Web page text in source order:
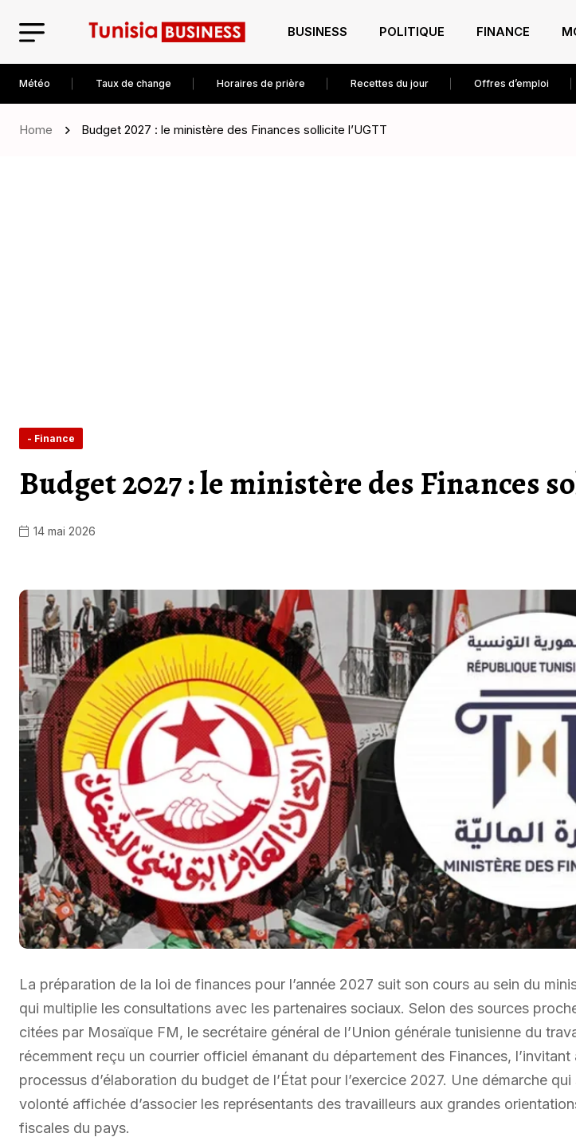
BUSINESS POLITIQUE FINANCE
Météo Taux de change Horaires de prière Recettes du jour Offres d’emploi
Home Budget 2027 : le ministère des Finances sollicite l’UGTT
- Finance
Budget 2027 : le ministère des Finances
14 mai 2026
La préparation de la loi de finances pour l’année 2027 suit son cours au sein du
qui multiplie les consultations avec les partenaires sociaux. Selon des sources
citées par Mosaïque FM, le secrétaire général de l’Union générale tunisienne du
récemment reçu un courrier officiel émanant du département des Finances, l’invitant
processus d’élaboration du budget de l’État pour l’exercice 2027. Une démarche qui
volonté affichée d’associer les représentants des travailleurs aux grandes
fiscales du pays.